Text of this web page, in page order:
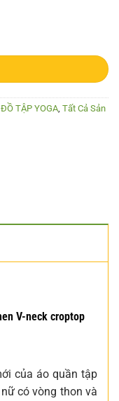
ĐỒ TẬP YOGA, Tất Cả Sản
V-neck croptop
của áo quần tập
có vòng thon và